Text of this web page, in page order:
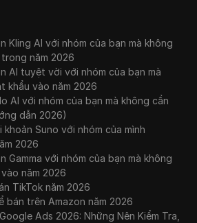
Kling AI với nhóm của bạn mà không
năm 2026
AI tuyệt vời với nhóm của bạn mà
khẩu vào năm 2026
AI với nhóm của bạn mà không cần
dẫn 2026)
Suno với nhóm của mình
2026
Gamma với nhóm của bạn mà không
năm 2026
TikTok năm 2026
bán trên Amazon năm 2026
Ads 2026: Những Nên Kiểm Tra,